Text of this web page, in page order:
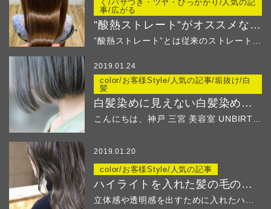
く/パサつき・ツヤ・ひっかかり/人気の記
事/広がる
”酸熱ストレート”がオススメなのはこんな方！
”酸熱ストレート”とは従来のストレート...
2019.01.24
color/お客様Style/人気の記事/垢抜け/白
髪
白髪染めに見えない白髪染め ２
こんにちは、神戸 三宮 美容室 UNBIRTHD...
2019.01.20
color/お客様Style/人気の記事
ハイライトを入れた髪の毛のその後